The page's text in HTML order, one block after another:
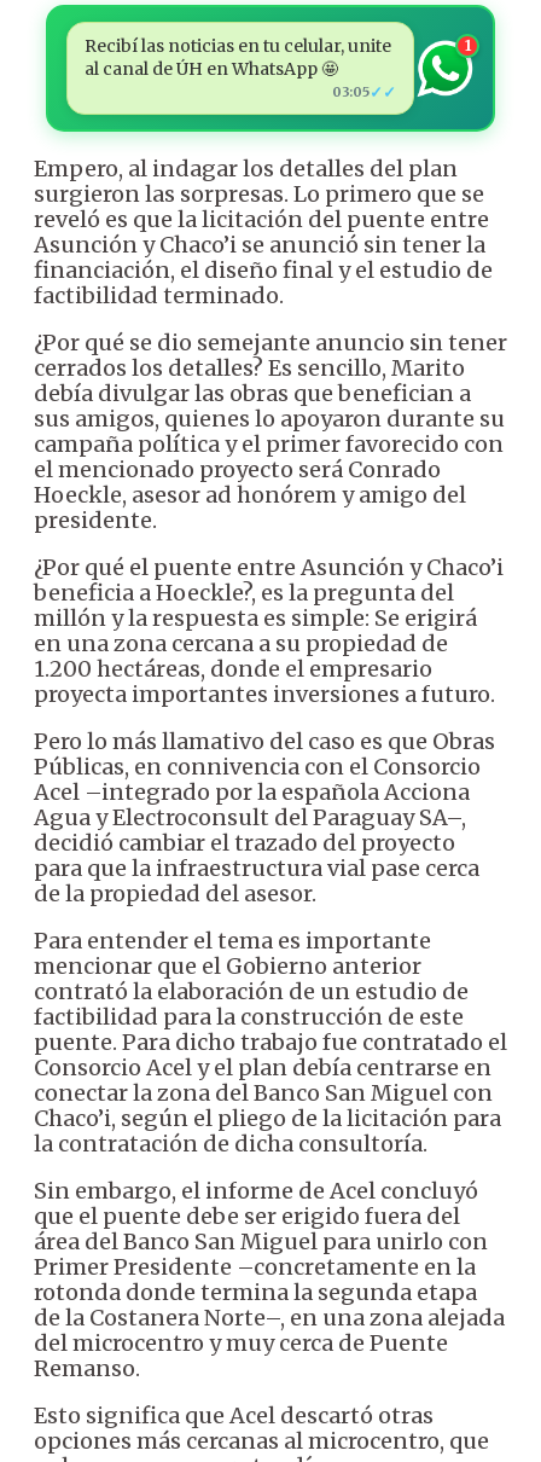
Recibí las noticias en tu celular, unite
al canal de ÚH en WhatsApp 🤩
03:05✓✓
1
Empero, al indagar los detalles del plan
surgieron las sorpresas. Lo primero que se
reveló es que la licitación del puente entre
Asunción y Chaco’i se anunció sin tener la
financiación, el diseño final y el estudio de
factibilidad terminado.
¿Por qué se dio semejante anuncio sin tener
cerrados los detalles? Es sencillo, Marito
debía divulgar las obras que benefician a
sus amigos, quienes lo apoyaron durante su
campaña política y el primer favorecido con
el mencionado proyecto será Conrado
Hoeckle, asesor ad honórem y amigo del
presidente.
¿Por qué el puente entre Asunción y Chaco’i
beneficia a Hoeckle?, es la pregunta del
millón y la respuesta es simple: Se erigirá
en una zona cercana a su propiedad de
1.200 hectáreas, donde el empresario
proyecta importantes inversiones a futuro.
Pero lo más llamativo del caso es que Obras
Públicas, en connivencia con el Consorcio
Acel –integrado por la española Acciona
Agua y Electroconsult del Paraguay SA–,
decidió cambiar el trazado del proyecto
para que la infraestructura vial pase cerca
de la propiedad del asesor.
Para entender el tema es importante
mencionar que el Gobierno anterior
contrató la elaboración de un estudio de
factibilidad para la construcción de este
puente. Para dicho trabajo fue contratado el
Consorcio Acel y el plan debía centrarse en
conectar la zona del Banco San Miguel con
Chaco’i, según el pliego de la licitación para
la contratación de dicha consultoría.
Sin embargo, el informe de Acel concluyó
que el puente debe ser erigido fuera del
área del Banco San Miguel para unirlo con
Primer Presidente –concretamente en la
rotonda donde termina la segunda etapa
de la Costanera Norte–, en una zona alejada
del microcentro y muy cerca de Puente
Remanso.
Esto significa que Acel descartó otras
opciones más cercanas al microcentro, que